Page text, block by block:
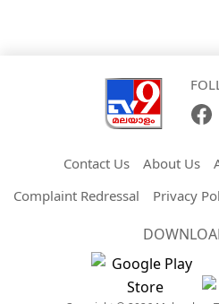
Contact Us About Us
Complaint Redressal
Privacy